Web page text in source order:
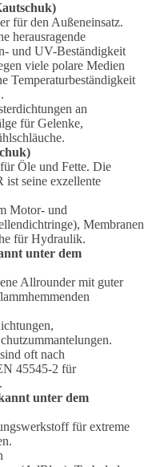
für den Außeneinsatz.
herausragende
und UV-Beständigkeit
viele polare Medien
Temperaturbeständigkeit
an
für Gelenke,
Öle und Fette. Die
ist seine exzellente
Motor- und
Membranen
für Hydraulik.
unter dem
Allrounder mit guter
oft nach
45545-2 für
unter dem
für extreme